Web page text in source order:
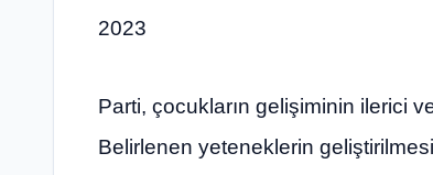
2023
Parti, çocukların gelişiminin ilerici
Belirlenen yeteneklerin